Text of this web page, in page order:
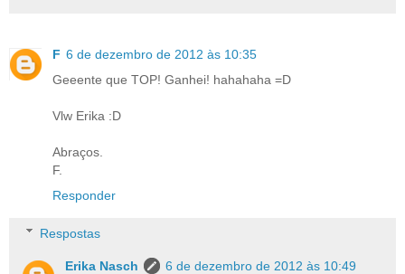
F 6 de dezembro de 2012 às 10:35
Geeente que TOP! Ganhei! hahahaha =D
Vlw Erika :D
Abraços.
F.
Responder
Respostas
Erika Nasch
6 de dezembro de 2012 às 10:49